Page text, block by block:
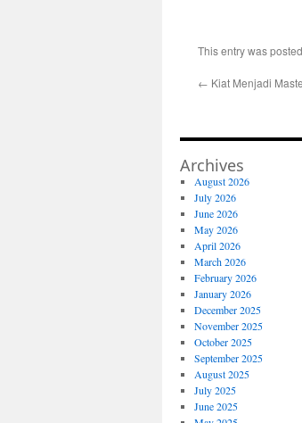
This entry was
← Kiat Menjadi
Archives
August 2026
July 2026
June 2026
May 2026
April 2026
March 2026
February 2026
January 2026
December 2025
November 2025
October 2025
September 2025
August 2025
July 2025
June 2025